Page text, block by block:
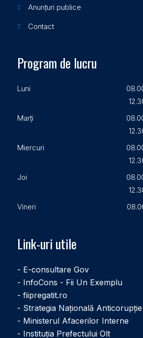
Anunțuri publice
Contact
Program de lucru
Luni
Marți
Miercuri
Joi
Vineri
Link-uri utile
- E-consultare Gov
- InfoCons - Fii Un Exemplu
- fiipregatit.ro
- Strategia Națională Anticorupție
- Ministerul Afacerilor Interne
- Instituţia Prefectului Olt